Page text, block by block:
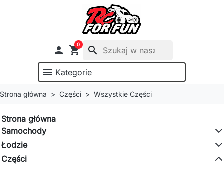
 shopping_cart
0
search
menu Kategorie
Strona główna Części Wszystkie Części
Strona główna
Samochody
Łodzie
Części